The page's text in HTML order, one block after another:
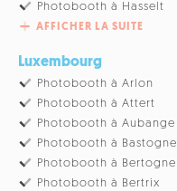
Photobooth à Hasselt
AFFICHER LA SUITE
Luxembourg
Photobooth à Arlon
Photobooth à Attert
Photobooth à Aubange
Photobooth à Bastogne
Photobooth à Bertogne
Photobooth à Bertrix